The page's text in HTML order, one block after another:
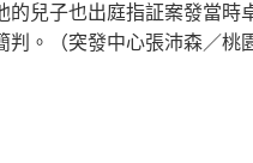
的兒子也出庭指証案發當時
判。（突發中心張沛森／桃